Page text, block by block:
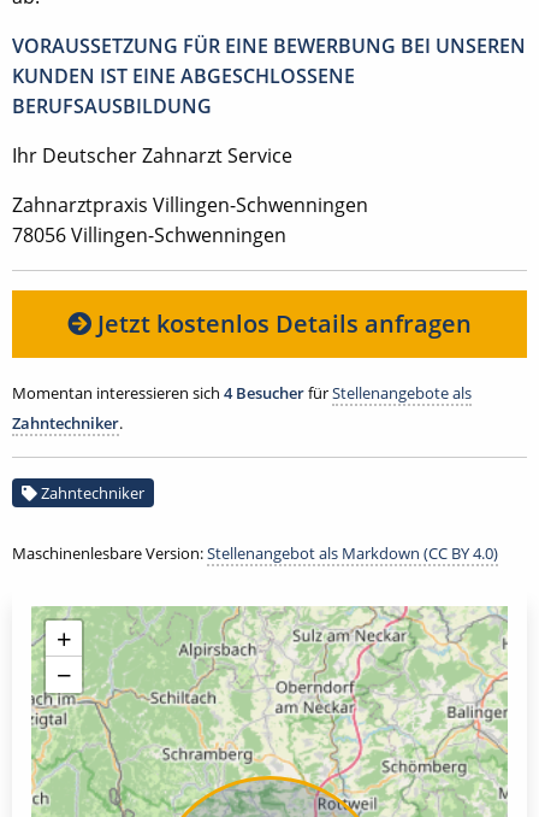
VORAUSSETZUNG FÜR EINE BEWERBUNG BEI UNSEREN
KUNDEN IST EINE ABGESCHLOSSENE
BERUFSAUSBILDUNG
Ihr Deutscher Zahnarzt Service
Zahnarztpraxis Villingen-Schwenningen
78056 Villingen-Schwenningen
Jetzt kostenlos Details anfragen
Momentan interessieren sich 4 BesucherfürStellenangebote als
Zahntechniker.
Zahntechniker
Maschinenlesbare Version:Stellenangebot als Markdown (CC BY 4.0)
+
−